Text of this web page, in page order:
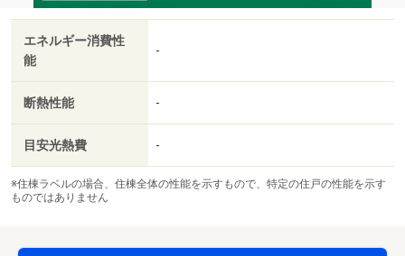
エネルギー消費性
能
-
断熱性能 -
目安光熱費 -
※住棟ラベルの場合、住棟全体の性能を示すもので、特定の住戸の性能を示す
ものではありません